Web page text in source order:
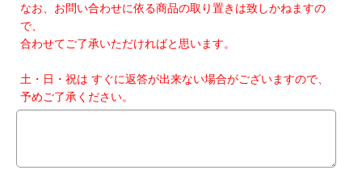
なお、お問い合わせに依る商品の取り置きは致しかねますの
で、
合わせてご了承いただければと思います。
土・日・祝は すぐに返答が出来ない場合がございますので、
予めご了承ください。